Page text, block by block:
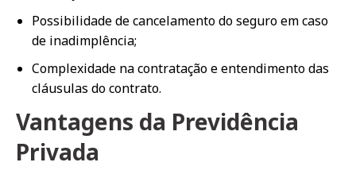
Possibilidade de cancelamento do seguro em caso
de inadimplência;
Complexidade na contratação e entendimento das
cláusulas do contrato.
Vantagens da Previdência
Privada